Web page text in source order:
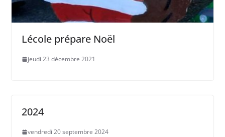
Lécole prépare Noël
jeudi 23 décembre 2021
2024
vendredi 20 septembre 2024